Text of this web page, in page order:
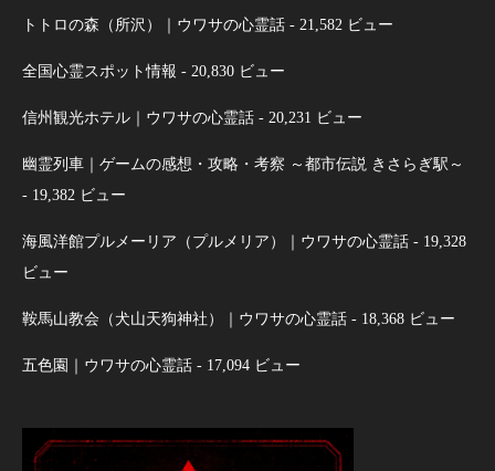
トトロの森（所沢）｜ウワサの心霊話 - 21,582 ビュー
全国心霊スポット情報 - 20,830 ビュー
信州観光ホテル｜ウワサの心霊話 - 20,231 ビュー
幽霊列車｜ゲームの感想・攻略・考察 ～都市伝説 きさらぎ駅～
- 19,382 ビュー
海風洋館プルメーリア（プルメリア）｜ウワサの心霊話 - 19,328
ビュー
鞍馬山教会（犬山天狗神社）｜ウワサの心霊話 - 18,368 ビュー
五色園｜ウワサの心霊話 - 17,094 ビュー